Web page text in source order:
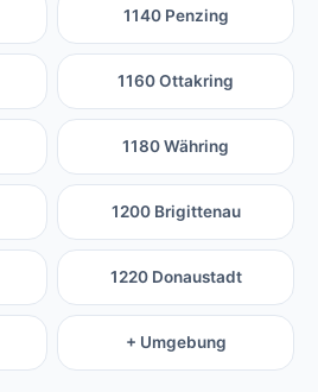
1140 Penzing
1160 Ottakring
1180 Währing
1200 Brigittenau
1220 Donaustadt
+ Umgebung